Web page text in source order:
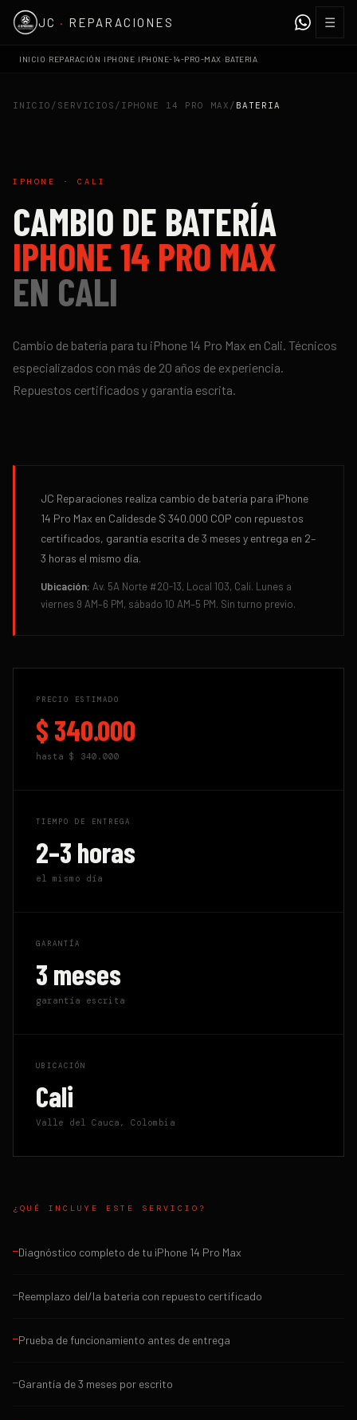
JC · REPARACIONES ☰
INICIO REPARACIÓN IPHONE IPHONE-14-PRO-MAX BATERIA
INICIO / SERVICIOS / IPHONE 14 PRO MAX / BATERIA
IPHONE · CALI
CAMBIO DE BATERÍA
IPHONE 14 PRO MAX
EN CALI
Cambio de batería para tu iPhone 14 Pro Max en Cali. Técnicos
especializados con más de 20 años de experiencia.
Repuestos certificados y garantía escrita.
JC Reparaciones realiza cambio de batería para iPhone
14 Pro Max en Calidesde $ 340.000 COP con repuestos
certificados, garantía escrita de3 meses y entrega en 2–
3 horas el mismo día.
Ubicación: Av. 5A Norte #20-13, Local 103, Cali. Lunes a
viernes 9 AM–6 PM, sábado 10 AM–5 PM. Sin turno previo.
PRECIO ESTIMADO
$ 340.000
hasta $ 340.000
TIEMPO DE ENTREGA
2–3 horas
el mismo día
GARANTÍA
3 meses
garantía escrita
UBICACIÓN
Cali
Valle del Cauca, Colombia
¿QUÉ INCLUYE ESTE SERVICIO?
—Diagnóstico completo de tu iPhone 14 Pro Max
—Reemplazo del/la bateria con repuesto certificado
—Prueba de funcionamiento antes de entrega
—Garantía de 3 meses por escrito